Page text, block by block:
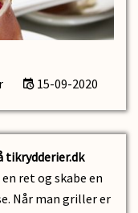
15-09-2020
tikrydderier.dk
ret og skabe en
Når man griller er